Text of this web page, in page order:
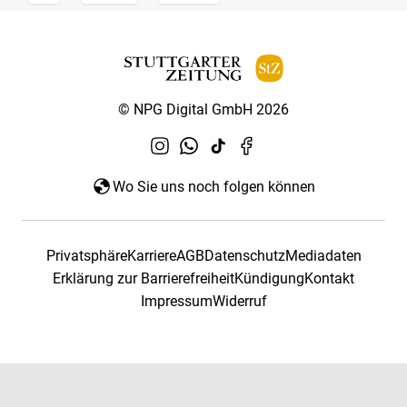
© NPG Digital GmbH 2026
Wo Sie uns noch folgen können
PrivatsphäreKarriereAGBDatenschutzMediadaten
Erklärung zur BarrierefreiheitKündigungKontakt
ImpressumWiderruf